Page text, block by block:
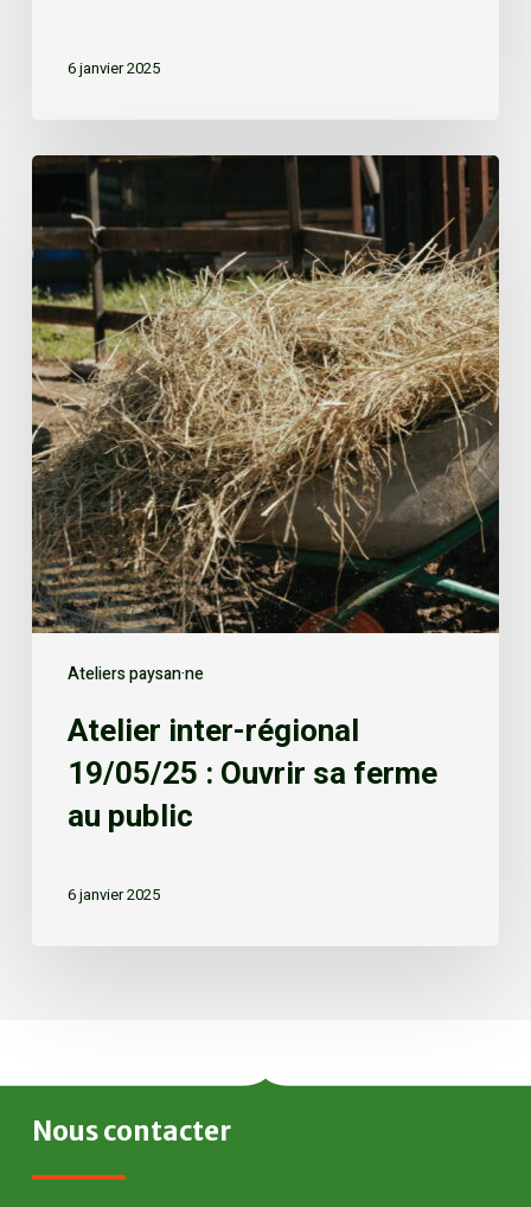
6 janvier 2025
Ateliers paysan·ne
Atelier inter-régional
19/05/25 : Ouvrir sa ferme
au public
6 janvier 2025
Nouscontacter